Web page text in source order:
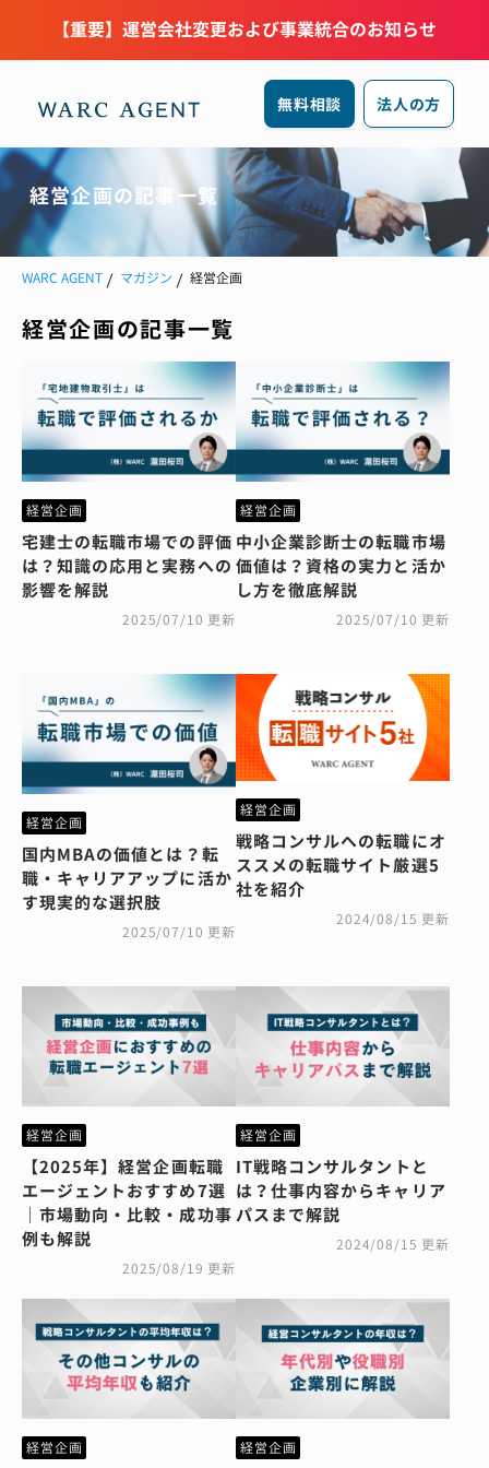
【重要】運営会社変更および事業統合のお知らせ
無料相談 法人の方
経営企画の記事一覧
WARC AGENT マガジン 経営企画
経営企画の記事一覧
経営企画
宅建士の転職市場での評価
は？知識の応用と実務への
影響を解説
2025/07/10 更新
経営企画
中小企業診断士の転職市場
価値は？資格の実力と活か
し方を徹底解説
2025/07/10 更新
経営企画
国内MBAの価値とは？転
職・キャリアアップに活か
す現実的な選択肢
2025/07/10 更新
経営企画
戦略コンサルへの転職にオ
ススメの転職サイト厳選5
社を紹介
2024/08/15 更新
経営企画
【2025年】経営企画転職
エージェントおすすめ7選
｜市場動向・比較・成功事
例も解説
2025/08/19 更新
経営企画
IT戦略コンサルタントと
は？仕事内容からキャリア
パスまで解説
2024/08/15 更新
経営企画 経営企画